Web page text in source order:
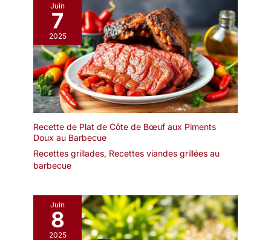
Juin
7
2025
Recette de Plat de Côte de Bœuf aux Piments
Doux au Barbecue
Recettes grillades, Recettes viandes grillées au
barbecue
Juin
8
2025